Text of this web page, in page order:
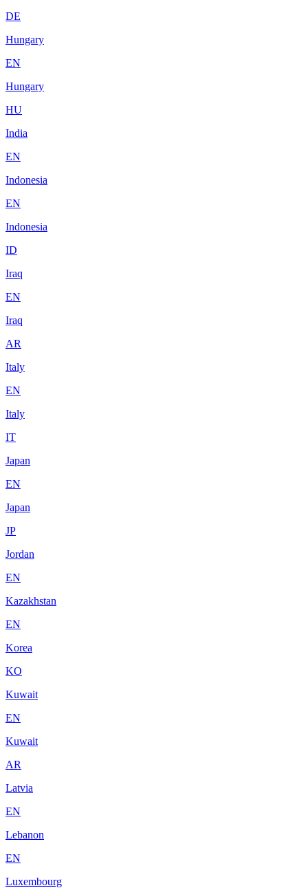
DE
Hungary
EN
Hungary
HU
India
EN
Indonesia
EN
Indonesia
ID
Iraq
EN
Iraq
AR
Italy
EN
Italy
IT
Japan
EN
Japan
JP
Jordan
EN
Kazakhstan
EN
Korea
KO
Kuwait
EN
Kuwait
AR
Latvia
EN
Lebanon
EN
Luxembourg